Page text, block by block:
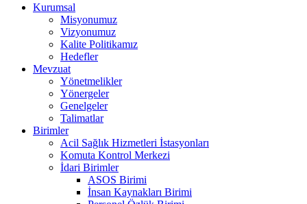
Kurumsal
Misyonumuz
Vizyonumuz
Kalite Politikamız
Hedefler
Mevzuat
Yönetmelikler
Yönergeler
Genelgeler
Talimatlar
Birimler
Acil Sağlık Hizmetleri İstasyonları
Komuta Kontrol Merkezi
İdari Birimler
ASOS Birimi
İnsan Kaynakları Birimi